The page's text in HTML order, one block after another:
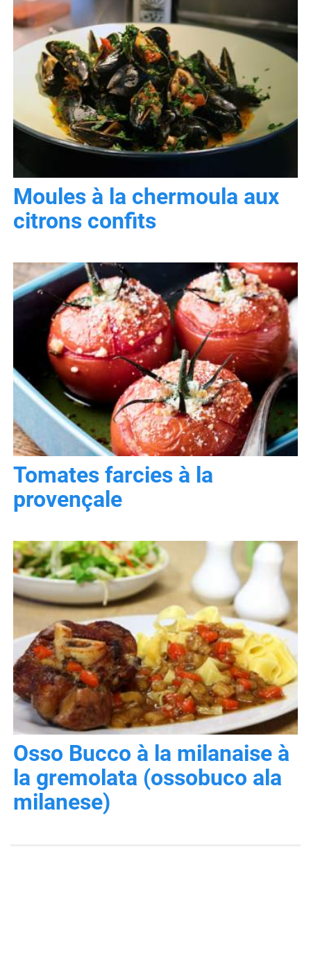
Moules à la chermoula aux
citrons confits
Tomates farcies à la
provençale
Osso Bucco à la milanaise à
la gremolata (ossobuco ala
milanese)